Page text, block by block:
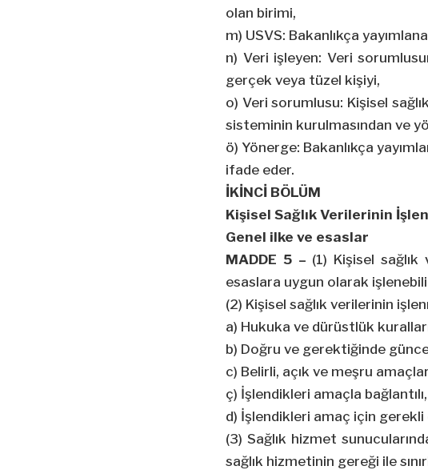
olan birimi,
m) USVS: Bakanlıkça
n) Veri işleyen: Veri
gerçek veya tüzel kişiyi,
o) Veri sorumlusu: Kişisel
sisteminin kurulmasından ve
ö) Yönerge: Bakanlıkça
ifade eder.
İKİNCİ BÖLÜM
Kişisel Sağlık Verilerinin
Genel ilke ve esaslar
MADDE 5 – (1) Kişisel
esaslara uygun olarak
(2) Kişisel sağlık verilerinin
a) Hukuka ve dürüstlük
b) Doğru ve gerektiğinde
c) Belirli, açık ve meşru
ç) İşlendikleri amaçla bağlantılı,
d) İşlendikleri amaç için
(3) Sağlık hizmet
sağlık hizmetinin gereği ile